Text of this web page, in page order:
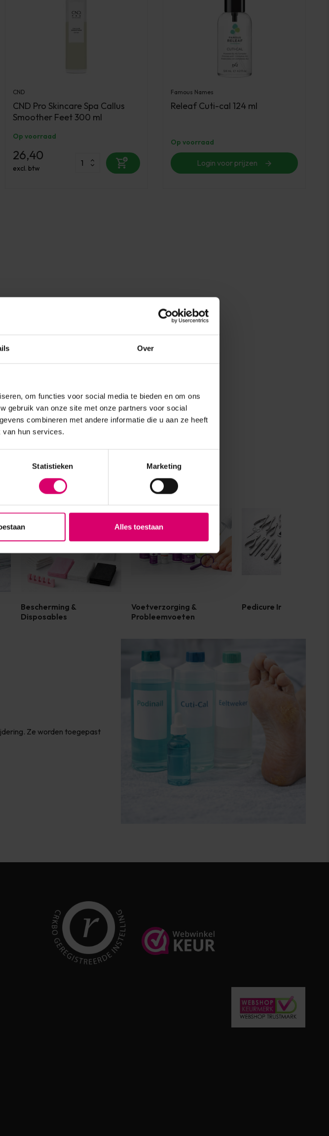
Over
om functies voor social media te bieden en om ons
gebruik van onze site met onze partners voor social
combineren met andere informatie die u aan ze heeft
van hun services.
Statistieken Marketing
Alles toestaan
CND
CND Pro Skincare Spa Callus
Smoother Feet 300 ml
Op voorraad
26,40
excl. btw
Famous Names
Releaf Cuti-cal 124 ml
Op voorraad
Login voor prijzen
Bescherming &
Disposables
Voetverzorging &
Probleemvoeten
Pedicure Instrumenten
Ze worden toegepast